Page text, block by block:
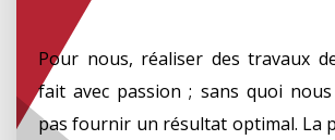
Pour nous, réaliser des travaux
fait avec passion ; sans quoi
pas fournir un résultat optimal. La